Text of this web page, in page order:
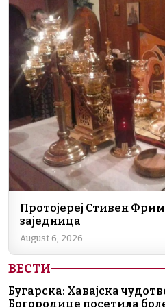
Протојереј Стивен
заједница
August 6, 2026
ВЕСТИ
Бугарска: Хавајска
Богородице посетила